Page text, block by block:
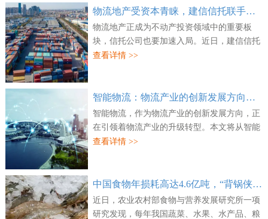
物流地产受资本青睐，建信信托联手万纬物流并购两处资产
物流地产正成为不动产投资领域中的重要板
块，信托公司也要加速入局。近日，建信信托
对外披露，已联合万纬物流及信建赢石成功并
查看详情 >>
智能物流：物流产业的创新发展方向，正引领物流产业的升级转型
智能物流，作为物流产业的创新发展方向，正
在引领着物流产业的升级转型。本文将从智能
物流的现状和发展趋势、应用场景、转型之路
查看详情 >>
中国食物年损耗高达4.6亿吨，“背锅侠”之一是冷链物流基础薄弱
近日，农业农村部食物与营养发展研究所一项
研究发现，每年我国蔬菜、水果、水产品、粮